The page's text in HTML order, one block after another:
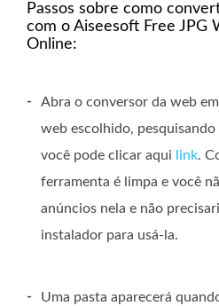
Passos sobre como
com o Aiseesoft Free JPG
Online:
-
Abra o conversor da web
web escolhido, pesquisando
você pode clicar aqui
link.
ferramenta é limpa e você
anúncios nela e não
instalador para usá-la.
-
Uma pasta aparecerá